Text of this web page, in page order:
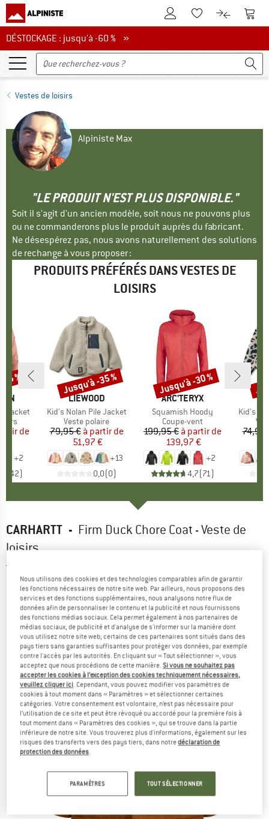
Vers le compte client
Vers la liste
Vers le
DÉSTOCKAGE : jusqu'à -60 %
DÉSTOCKAGE : jusqu'à -60 % »
Vestes de loisirs
Alpiniste Max
"LE PRODUIT N'EST PLUS DISPONIBLE."
Soit il s'agit d'un ancien modèle, soit nous ne pouvons plus
ou ne commanderons plus le produit auprès du fabricant.
Ne désespérez pas, nous avons naturellement des solutions
de rechange à vous proposer :
PRODUITS PRÉFÉRÉS DANS VESTES DE
LOISIRS
Jacket
réduit
de
+2
42)
%
MARQUE
LIEWOOD
Article
Kid's Nolan Pile Jacket
Product group
Veste polaire
Prix
79,95 € Prix réduit
à partir de
51,97 €
+13
0,0(0)
Remise
Jusqu'à -35 %
MARQUE
ARC'TERYX
Article
Squamish Hoody
Product group
Coupe-vent
Prix
199,95 € Prix réduit
à partir de
139,97 €
+2
4,7(71)
Remise
Jusqu'à -30 %
Article
Kid's
74,95
CARHARTT - Firm Duck Chore Coat - Veste de
loisirs
Nous utilisons des cookies et des technologies comparables afin de garantir
les fonctions nécessaires de notre site web. Par ailleurs, nous proposons des
services et des fonctions supplémentaires, nous analysons notre flux de
données afin de personnaliser le contenu et la publicité et nous fournissons
des fonctions médias sociaux. Cela permet également à nos partenaires de
médias sociaux, de publicité et d'analyse de s'informer sur la manière dont
vous utilisez notre site web; certains de ces partenaires sont situés dans des
pays tiers sans garanties suffisantes pour protéger vos données, par exemple
contre l'accès par les autorités. En cliquant sur « Tout sélectionner », vous
acceptez que nous procédions de cette manière.Si vous ne souhaitez pas
accepter les cookies à l’exception des cookies techniquement nécessaires,
veuillez cliquer ici. Cependant, vous pouvez modifier vos paramètres de
cookies à tout moment dans « Paramètres » et sélectionner certaines
catégories. Votre consentement est volontaire, n’est pas nécessaire pour
l’utilisation de ce site et peut être révoqué ou accordé pour la première fois à
tout moment dans « Paramètres des cookies », qui se trouve dans la partie
inférieure de notre site. Vous trouverez plus d'informations, également sur les
risques des transferts vers des pays tiers, dans notredéclaration de
protection des données.
PARAMÈTRES TOUT SÉLECTIONNER